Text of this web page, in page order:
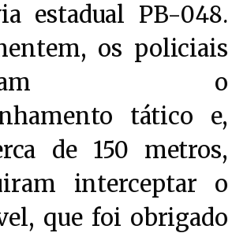
estadual PB-048.
os policiais
o
tático e,
de 150 metros,
interceptar o
que foi obrigado